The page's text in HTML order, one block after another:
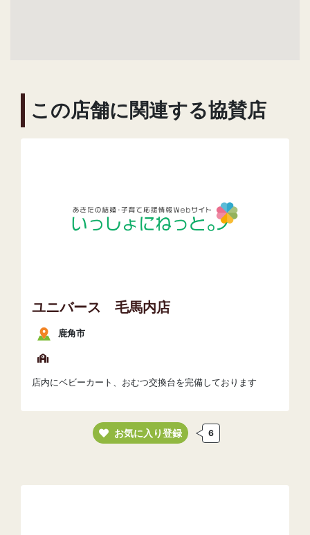
この店舗に関連する協賛店
ユニバース 毛馬内店
鹿角市
店内にベビーカート、おむつ交換台を完備しております
お気に入り登録 6